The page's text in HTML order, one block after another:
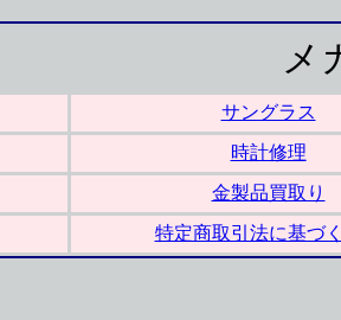
メ
サングラス
時計修理
金製品買取り
特定商取引法に基づ